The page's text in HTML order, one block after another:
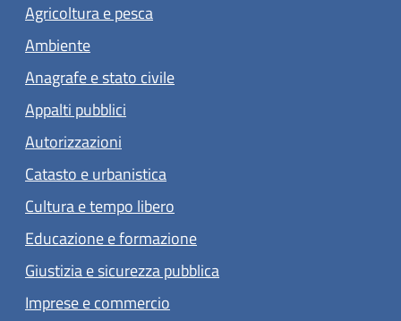
Agricoltura e pesca
Ambiente
Anagrafe e stato civile
Appalti pubblici
Autorizzazioni
Catasto e urbanistica
Cultura e tempo libero
Educazione e formazione
Giustizia e sicurezza pubblica
Imprese e commercio